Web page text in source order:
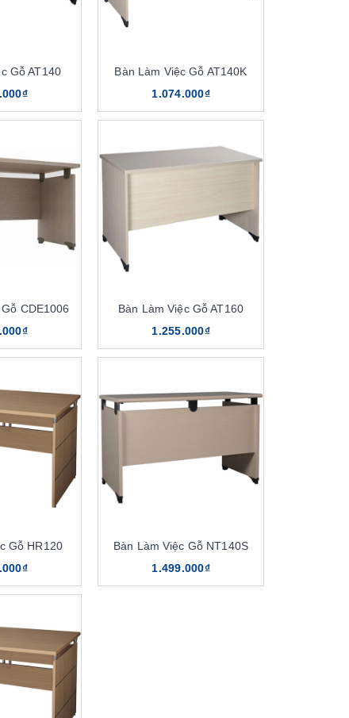
Gỗ AT140
Bàn Làm Việc Gỗ AT140K
1.074.000₫
CDE1006
Bàn Làm Việc Gỗ AT160
1.255.000₫
Gỗ HR120
Bàn Làm Việc Gỗ NT140S
1.499.000₫